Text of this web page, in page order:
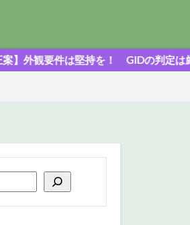
堅持を！ GIDの判定は厳格に！